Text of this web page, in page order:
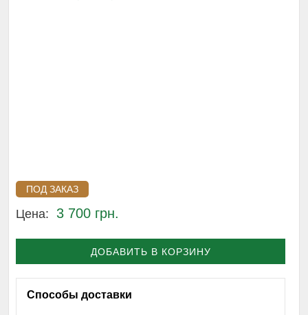
ПОД ЗАКАЗ
Цена: 3 700 грн.
ДОБАВИТЬ В КОРЗИНУ
Способы доставки